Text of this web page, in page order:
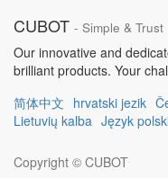
CUBOT - Simple & Trust
Our innovative and
brilliant products. Your
简体中文 hrvatski jezik
Lietuvių kalba Język
Copyright © CUBOT